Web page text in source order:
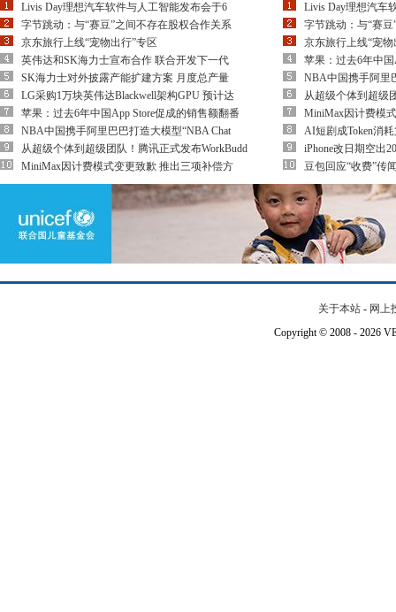
Livis Day理想汽车软件与人工智能发布会于6
字节跳动：与“赛豆”之间不存在股权合作关系
京东旅行上线“宠物出行”专区
英伟达和SK海力士宣布合作 联合开发下一代
SK海力士对外披露产能扩建方案 月度总产量
LG采购1万块英伟达Blackwell架构GPU 预计达
苹果：过去6年中国App Store促成的销售额翻番
NBA中国携手阿里巴巴打造大模型“NBA Chat
从超级个体到超级团队！腾讯正式发布WorkBudd
MiniMax因计费模式变更致歉 推出三项补偿方
Livis Day理想汽车
字节跳动：与“赛
京东旅行上线“宠物
苹果：过去6年中
NBA中国携手阿里
从超级个体到超级
MiniMax因计费模
AI短剧成Token消
iPhone改日期空出
豆包回应“收费”传
关于本站 - 网上
Copyright © 2008 - 2026